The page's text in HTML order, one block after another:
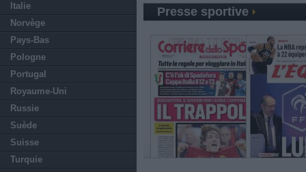
Italie
Norvège
Pays-Bas
Pologne
Portugal
Royaume-Uni
Russie
Suède
Suisse
Turquie
Presse sportive